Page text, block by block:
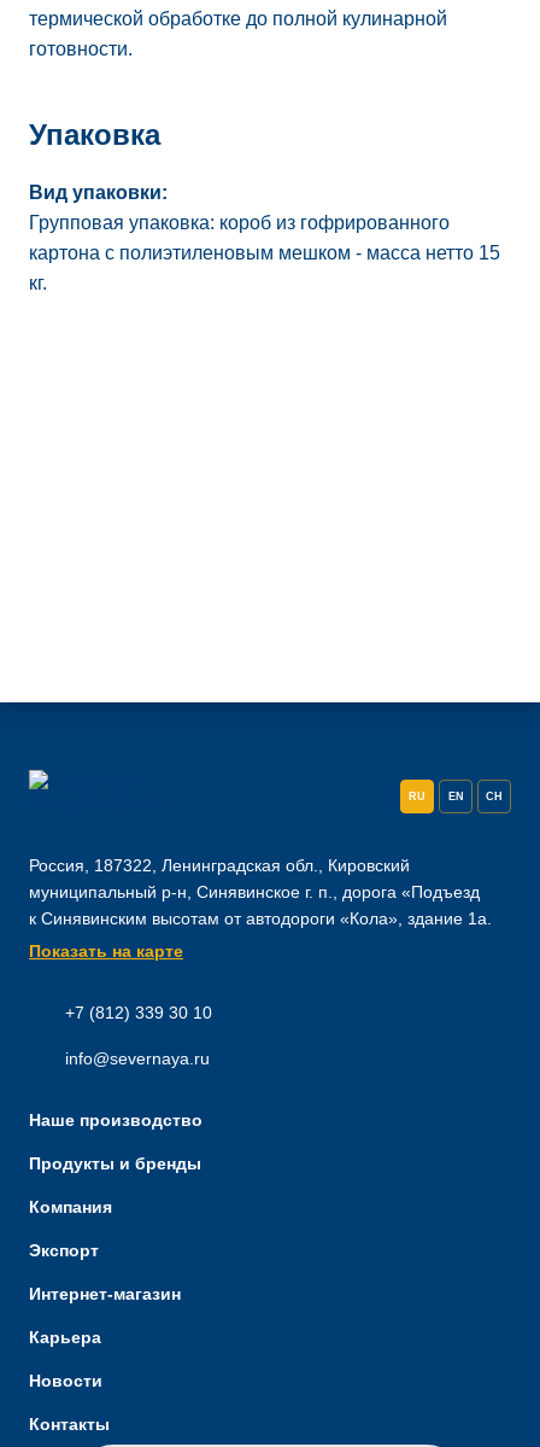
термической обработке до полной кулинарной
готовности.
Упаковка
Вид упаковки:
Групповая упаковка: короб из гофрированного
картона с полиэтиленовым мешком - масса нетто 15
кг.
RU EN CH
Россия, 187322, Ленинградская обл., Кировский
муниципальный р-н, Синявинское г. п., дорога «Подъезд
к Синявинским высотам от автодороги «Кола», здание 1а.
Показать на карте
+7 (812) 339 30 10
info@severnaya.ru
Наше производство
Продукты и бренды
Компания
Экспорт
Интернет-магазин
Карьера
Новости
Контакты